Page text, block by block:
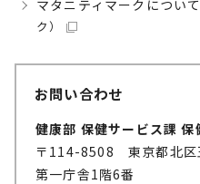
マタニティマークについ
ク）
お問い合わせ
健康部 保健サービス課 保
〒114-8508 東京都北区
第一庁舎1階6番